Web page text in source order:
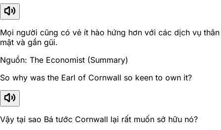
Mọi người cũng có vẻ ít hào hứng hơn với các dịch vụ thân
mật và gần gũi.
Nguồn: The Economist (Summary)
So why was the Earl of Cornwall so keen to own it?
Vậy tại sao Bá tước Cornwall lại rất muốn sở hữu nó?